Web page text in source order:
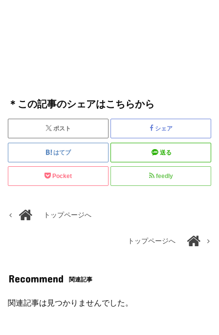
＊この記事のシェアはこちらから
ポスト シェア
はてブ 送る
Pocket feedly
トップページへ
トップページへ
Recommend 関連記事
関連記事は見つかりませんでした。